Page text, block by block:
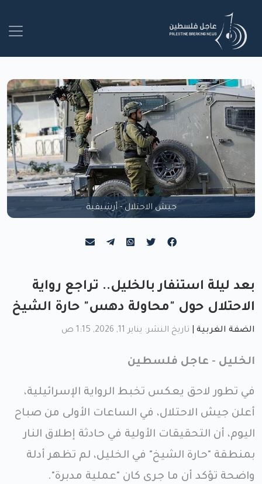
جيش الاحتلال - أرشيفية
بعد ليلة استنفار بالخليل.. تراجع رواية
الاحتلال حول "محاولة دهس" حارة الشيخ
الضفة الغربية تاريخ النشر: يناير 11, 2026, 1:15 ص
الخليل - عاجل فلسطين
في تطور لاحق يعكس تخبط الرواية الإسرائيلية،
أعلن جيش الاحتلال، في الساعات الأولى من صباح
اليوم، أن التحقيقات الأولية في حادثة إطلاق النار
بمنطقة "حارة الشيخ" في الخليل، لم تظهر أدلة
واضحة تؤكد أن ما جرى كان "عملية مدبرة".